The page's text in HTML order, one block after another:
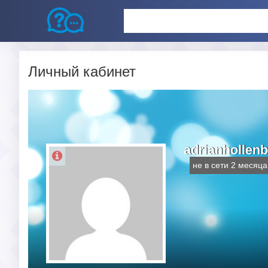
Личный кабинет
не в сети 2 месяца